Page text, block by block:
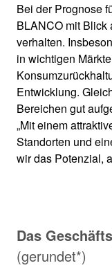
Bei der Prognose
BLANCO mit Blick
verhalten.
in wichtigen
Entwicklung.
Bereichen gut
„Mit einem
Standorten und
wir das Potenzial,
Das
(gerundet*)